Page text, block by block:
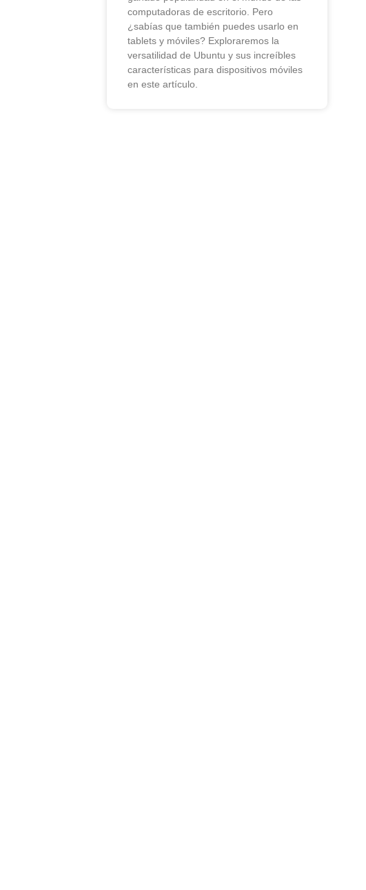
computadoras de escritorio. Pero
¿sabías que también puedes usarlo en
tablets y móviles? Exploraremos la
versatilidad de Ubuntu y sus increíbles
características para dispositivos móviles
en este artículo.